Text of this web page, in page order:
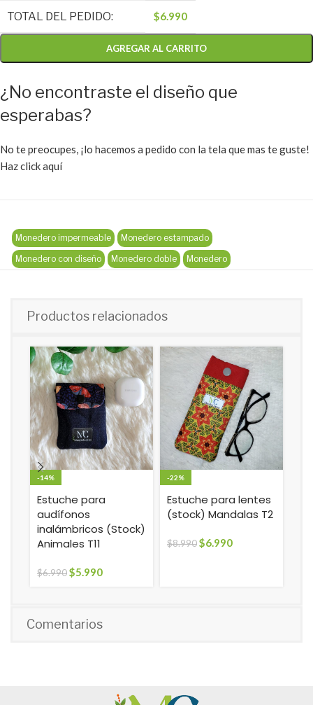
TOTAL DEL PEDIDO: $6.990
AGREGAR AL CARRITO
¿No encontraste el diseño que
esperabas?
No te preocupes, ¡lo hacemos a pedido con la tela que mas te guste!
Haz click aquí
Monedero impermeable
Monedero estampado
Monedero con diseño
Monedero doble Monedero
Productos relacionados
-14%
Estuche para
audífonos
inalámbricos (Stock)
Animales T11
$6.990$5.990
-22%
Estuche para lentes
(stock) Mandalas T2
$8.990$6.990
Comentarios